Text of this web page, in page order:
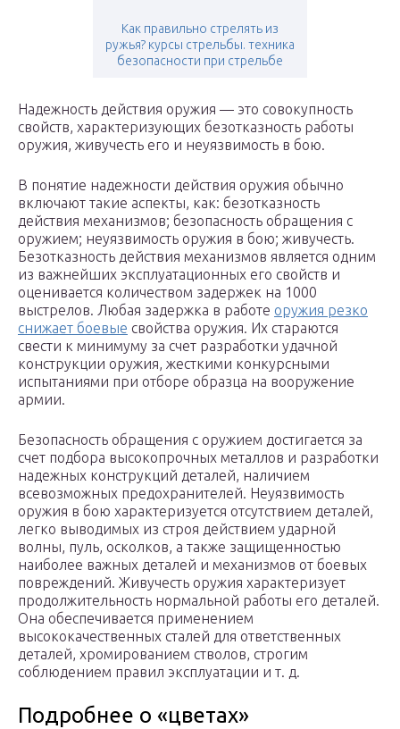
Как правильно стрелять из
ружья? курсы стрельбы. техника
безопасности при стрельбе
Надежность действия оружия — это совокупность
свойств, характеризующих безотказность работы
оружия, живучесть его и неуязвимость в бою.
В понятие надежности действия оружия обычно
включают такие аспекты, как: безотказность
действия механизмов; безопасность обращения с
оружием; неуязвимость оружия в бою; живучесть.
Безотказность действия механизмов является одним
из важнейших эксплуатационных его свойств и
оценивается количеством задержек на 1000
выстрелов. Любая задержка в работе оружия резко
снижает боевые свойства оружия. Их стараются
свести к минимуму за счет разработки удачной
конструкции оружия, жесткими конкурсными
испытаниями при отборе образца на вооружение
армии.
Безопасность обращения с оружием достигается за
счет подбора высокопрочных металлов и разработки
надежных конструкций деталей, наличием
всевозможных предохранителей. Неуязвимость
оружия в бою характеризуется отсутствием деталей,
легко выводимых из строя действием ударной
волны, пуль, осколков, а также защищенностью
наиболее важных деталей и механизмов от боевых
повреждений. Живучесть оружия характеризует
продолжительность нормальной работы его деталей.
Она обеспечивается применением
высококачественных сталей для ответственных
деталей, хромированием стволов, строгим
соблюдением правил эксплуатации и т. д.
Подробнее о «цветах»